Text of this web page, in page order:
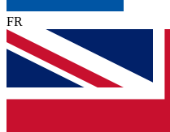
FR